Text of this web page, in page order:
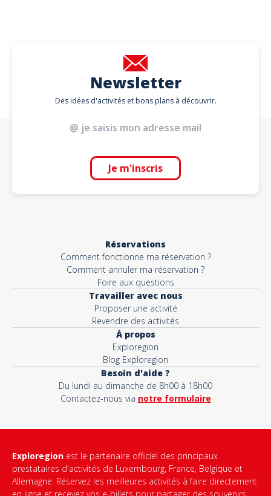
Newsletter
Des idées d'activités et bons plans à découvrir.
Je m'inscris
Réservations
Comment fonctionne ma réservation ?
Comment annuler ma réservation ?
Foire aux questions
Travailler avec nous
Proposer une activité
Revendre des activités
À propos
Exploregion
Blog Exploregion
Besoin d'aide ?
Du lundi au dimanche de 8h00 à 18h00
Contactez-nous via notre formulaire
Exploregion est le partenaire officiel des principaux
prestataires d'activités de Luxembourg, France, Belgique et
Allemagne. Réservez les meilleures activités à faire directement